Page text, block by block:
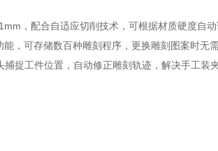
，配合自适应切削技术，可根据材质硬度自动
，可存储数百种雕刻程序，更换雕刻图案时无
捉工件位置，自动修正雕刻轨迹，解决手工装